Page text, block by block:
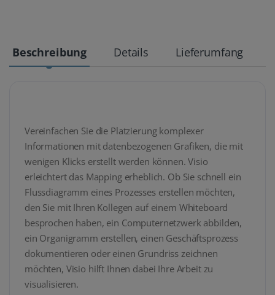
Beschreibung Details Lieferumfang
Vereinfachen Sie die Platzierung komplexer
Informationen mit datenbezogenen Grafiken, die mit
wenigen Klicks erstellt werden können. Visio
erleichtert das Mapping erheblich. Ob Sie schnell ein
Flussdiagramm eines Prozesses erstellen möchten,
den Sie mit Ihren Kollegen auf einem Whiteboard
besprochen haben, ein Computernetzwerk abbilden,
ein Organigramm erstellen, einen Geschäftsprozess
dokumentieren oder einen Grundriss zeichnen
möchten, Visio hilft Ihnen dabei Ihre Arbeit zu
visualisieren.